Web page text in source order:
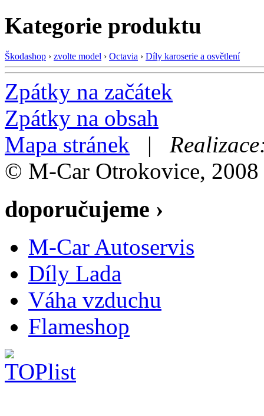
Kategorie produktu
Škodashop › zvolte model › Octavia › Díly karoserie a osvětlení
Zpátky na začátek
Zpátky na obsah
Mapa stránek |
© M-Car Otrokovice, 2008
doporučujeme ›
M-Car Autoservis
Díly Lada
Váha vzduchu
Flameshop